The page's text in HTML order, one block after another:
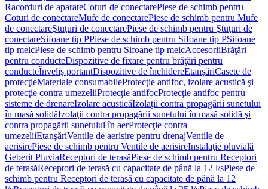
Racorduri de aparateCoturi de conectarePiese de schimb pentru
Coturi de conectareMufe de conectarePiese de schimb pentru Mufe
de conectareŞtuţuri de conectarePiese de schimb pentru Ştuţuri de
conectareSifoane tip PPiese de schimb pentru Sifoane tip PSifoane
tip melcPiese de schimb pentru Sifoane tip melcAccesoriiBrăţări
pentru conducteDispozitive de fixare pentru brăţări pentru
conducteÎnveliş portantDispozitive de închidereEtanșăriCasete de
protecţieMateriale consumabileProtecţie antifoc, izolare acustică şi
protecţie contra umezeliiProtecţie antifocProtecţie antifoc pentru
sisteme de drenareIzolare acusticăIzolaţii contra propagării sunetului
în masă solidăIzolaţii contra propagării sunetului în masă solidă şi
contra propagării sunetului în aerProtecţie contra
umezeliiEtanşăriVentile de aerisire pentru drenajVentile de
aerisirePiese de schimb pentru Ventile de aerisireInstalaţie pluvială
Geberit PluviaReceptori de terasăPiese de schimb pentru Receptori
de terasăReceptori de terasă cu capacitate de până la 12 l/sPiese de
schimb pentru Receptori de terasă cu capacitate de până la 12